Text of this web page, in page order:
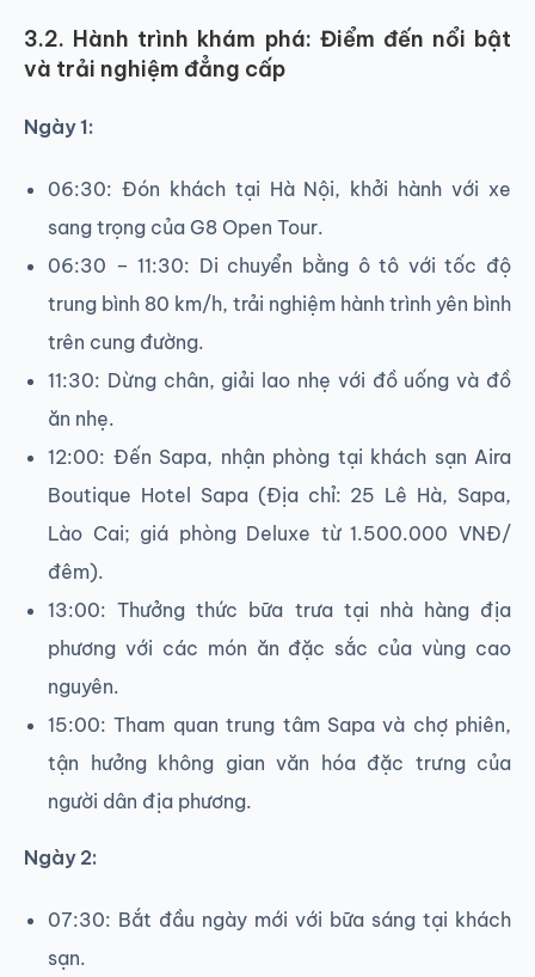
3.2. Hành trình khám phá: Điểm đến nổi bật
và trải nghiệm đẳng cấp
Ngày 1:
06:30: Đón khách tại Hà Nội, khởi hành với xe
sang trọng của G8 Open Tour.
06:30 – 11:30: Di chuyển bằng ô tô với tốc độ
trung bình 80 km/h, trải nghiệm hành trình yên bình
trên cung đường.
11:30: Dừng chân, giải lao nhẹ với đồ uống và đồ
ăn nhẹ.
12:00: Đến Sapa, nhận phòng tại khách sạn Aira
Boutique Hotel Sapa (Địa chỉ: 25 Lê Hà, Sapa,
Lào Cai; giá phòng Deluxe từ 1.500.000 VNĐ/
đêm).
13:00: Thưởng thức bữa trưa tại nhà hàng địa
phương với các món ăn đặc sắc của vùng cao
nguyên.
15:00: Tham quan trung tâm Sapa và chợ phiên,
tận hưởng không gian văn hóa đặc trưng của
người dân địa phương.
Ngày 2:
07:30: Bắt đầu ngày mới với bữa sáng tại khách
sạn.